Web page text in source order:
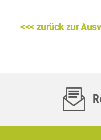
<<< zurück zur